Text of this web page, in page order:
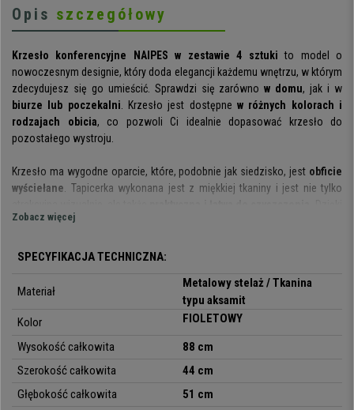
Opis szczegółowy
Krzesło konferencyjne NAIPES w zestawie 4 sztuki to model o
nowoczesnym designie, który doda elegancji każdemu wnętrzu, w którym
zdecydujesz się go umieścić. Sprawdzi się zarównow domu, jak i w
biurze lub poczekalni . Krzesło jest dostępnew różnych kolorach i
rodzajach obicia, co pozwoli Ci idealnie dopasować krzesło do
pozostałego wystroju.
Krzesło ma wygodne oparcie, które, podobnie jak siedzisko, jest obficie
wyściełane . Tapicerka wykonana jest z miękkiej tkaniny i jest nie tylko
miękkiej wyściółce oraz
idealnym meblem do wyposażenia poczekalni.
Krzesło dostępne jest również w tapicerce z imitacji skóry lub tkaniny
matowego czarnego metalu
materiał zapewnia
trwałość krzesła, a jednocześnie nadaje mu
antypoślizgowe stopki
, które jednocześnie ochronią podłogę, na której
krzesło będzie użytkowane.
Krzesło wykonane zostało z
Zobacz więcej
SPECYFIKACJA TECHNICZNA:
Materiał
Metalowy stelaż / Tkanina
typu aksamit
Kolor
FIOLETOWY
Wysokość całkowita
88 cm
Szerokość całkowita
44 cm
Głębokość całkowita
51 cm